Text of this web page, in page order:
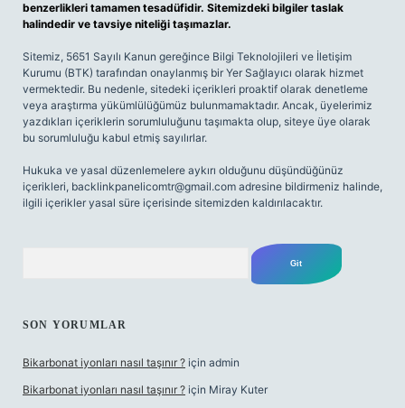
benzerlikleri tamamen tesadüfidir. Sitemizdeki bilgiler taslak
halindedir ve tavsiye niteliği taşımazlar.
Sitemiz, 5651 Sayılı Kanun gereğince Bilgi Teknolojileri ve İletişim
Kurumu (BTK) tarafından onaylanmış bir Yer Sağlayıcı olarak hizmet
vermektedir. Bu nedenle, sitedeki içerikleri proaktif olarak denetleme
veya araştırma yükümlülüğümüz bulunmamaktadır. Ancak, üyelerimiz
yazdıkları içeriklerin sorumluluğunu taşımakta olup, siteye üye olarak
bu sorumluluğu kabul etmiş sayılırlar.
Hukuka ve yasal düzenlemelere aykırı olduğunu düşündüğünüz
içerikleri, backlinkpanelicomtr@gmail.com adresine bildirmeniz halinde,
ilgili içerikler yasal süre içerisinde sitemizden kaldırılacaktır.
SON YORUMLAR
Bikarbonat iyonları nasıl taşınır ? için admin
Bikarbonat iyonları nasıl taşınır ? için Miray Kuter